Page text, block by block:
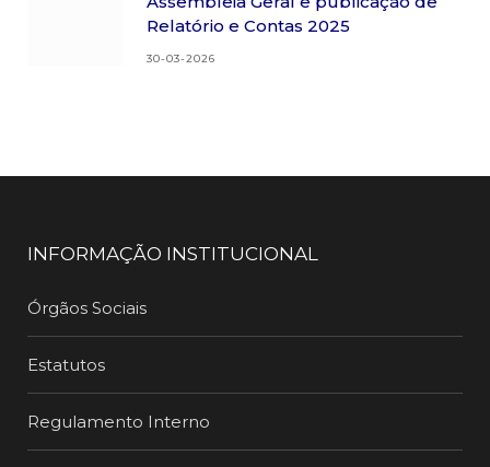
Relatório e Contas 2025
30-03-2026
INFORMAÇÃO INSTITUCIONAL
Órgãos Sociais
Estatutos
Regulamento Interno